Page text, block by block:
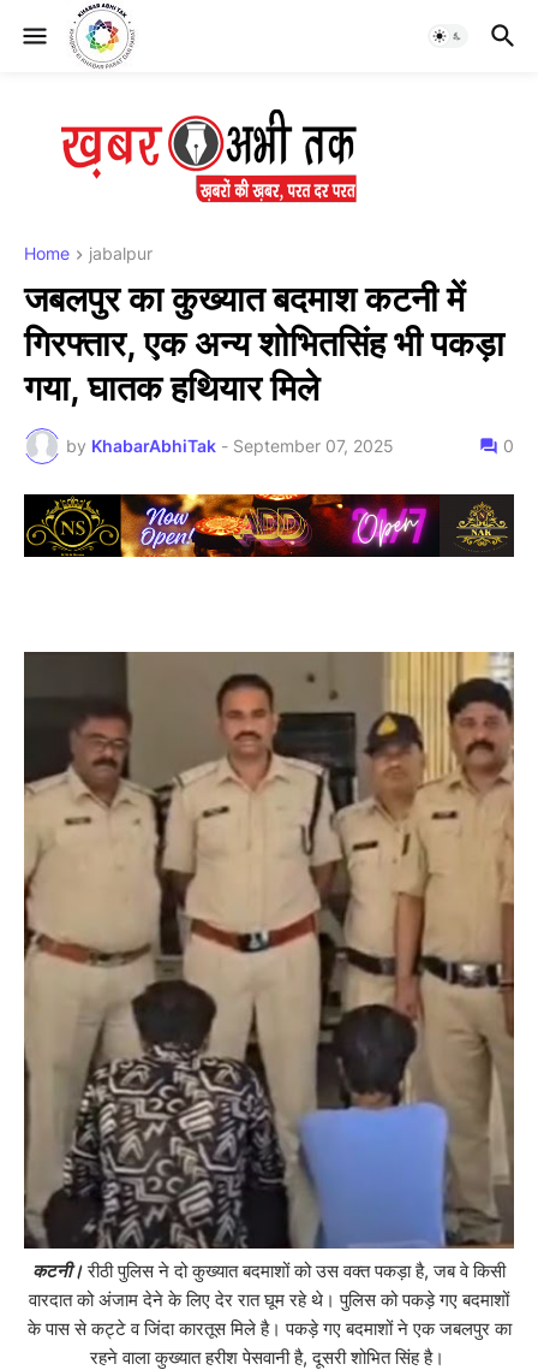
Home jabalpur
जबलपुर का कुख्यात बदमाश कटनी में
गिरफ्तार, एक अन्य शोभितसिंह भी पकड़ा
गया, घातक हथियार मिले
by KhabarAbhiTak - September 07, 2025 0
कटनी।रीठी पुलिस ने दो कुख्यात बदमाशों को उस वक्त पकड़ा है, जब वे किसी
वारदात को अंजाम देने के लिए देर रात घूम रहे थे। पुलिस को पकड़े गए बदमाशों
के पास से कट्टे व जिंदा कारतूस मिले है। पकड़े गए बदमाशों ने एक जबलपुर का
रहने वाला कुख्यात हरीश पेसवानी है, दूसरी शोभित सिंह है।